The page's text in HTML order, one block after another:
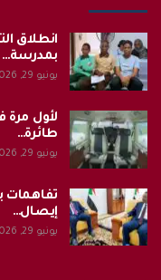
بمدرسة…
يونيو 29, 2026
لأول مرة
طائرة…
يونيو 29, 2026
تفاهمات
إيصال…
يونيو 29, 2026